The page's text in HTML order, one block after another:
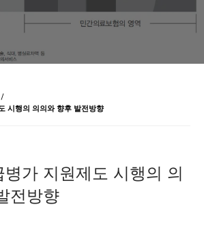
시행의 의의와 향후 발전방향
병가 지원제도 시행의 의
전방향